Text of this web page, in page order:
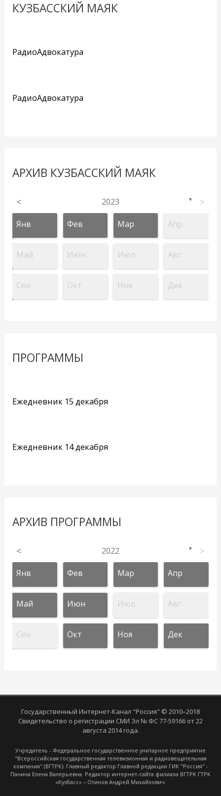
КУЗБАССКИЙ МАЯК
РадиоАдвокатура
РадиоАдвокатура
АРХИВ КУЗБАССКИЙ МАЯК
< 2023 ▼ >
Янв Фев Мар Апр
Май Июн Июл Авг
Сен Окт Ноя Дек
ПРОГРАММЫ
Ежедневник 15 декабря
Ежедневник 14 декабря
АРХИВ ПРОГРАММЫ
< 2022 ▼ >
Янв Фев Мар Апр
Май Июн Июл Авг
Сен Окт Ноя Дек
Государственный Интернет-Канал "Россия" © 2010–2018
Свидетельство о регистрации СМИ Эл № ФС 77-59166 от 22
августа 2014 года.
Учредитель - Федеральное государственное унитарное предприятие
"Всероссийская государственная телевизионная и радиовещательная
компания" (ВГТРК). Главный редактор Главной редакции ГИК "Россия" -
Панина Елена Валерьевна. Редактор интернет-сайта филиала ВГТРК ГТРК
«Кузбасс» – Отинов Андрей Михайлович.